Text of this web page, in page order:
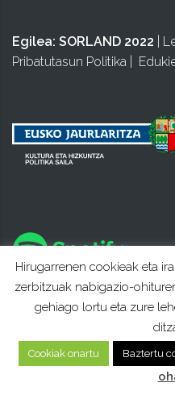
Egilea: SORLAND 2022
Pribatutasun Politika
Hirugarrenen cookieak eta
zerbitzuak nabigazio-
gehiago lortu eta zure
Cookiak onartu Baztertu